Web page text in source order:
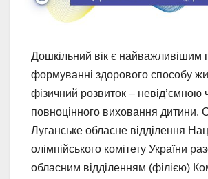
Дошкільний вік є найважливішим
формуванні здорового способу
фізичний розвиток – невід’ємною
повноцінного виховання дитини.
Луганське обласне відділення
олімпійського комітету України
обласним відділенням (філією)